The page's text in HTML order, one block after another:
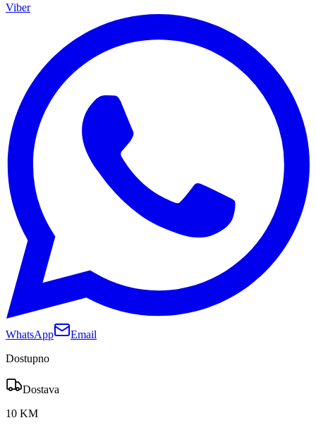
Viber
WhatsApp
Email
Dostupno
Dostava
10 KM